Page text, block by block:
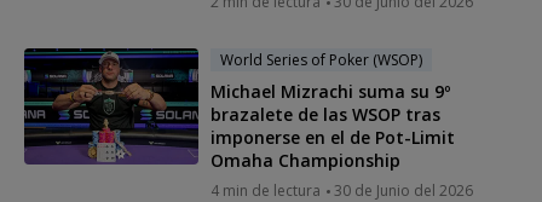
World Series of Poker (WSOP)
Michael Mizrachi suma su 9º
brazalete de las WSOP tras
imponerse en el de Pot-Limit
Omaha Championship
4 min de lectura 30 de Junio del 2026